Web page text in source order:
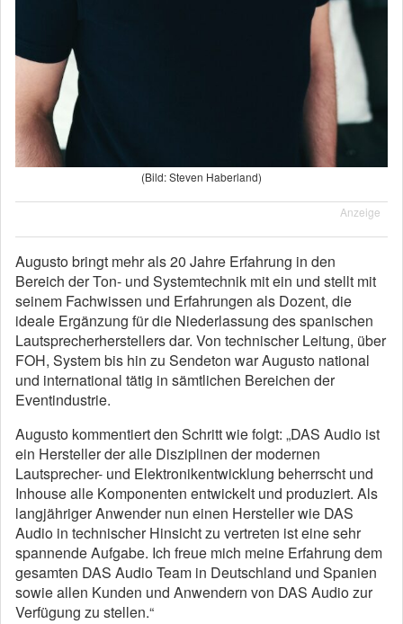
(Bild: Steven Haberland)
Anzeige
Augusto bringt mehr als 20 Jahre Erfahrung in den
Bereich der Ton- und Systemtechnik mit ein und stellt mit
seinem Fachwissen und Erfahrungen als Dozent, die
ideale Ergänzung für die Niederlassung des spanischen
Lautsprecherherstellers dar. Von technischer Leitung, über
FOH, System bis hin zu Sendeton war Augusto national
und international tätig in sämtlichen Bereichen der
Eventindustrie.
Augusto kommentiert den Schritt wie folgt: „DAS Audio ist
ein Hersteller der alle Disziplinen der modernen
Lautsprecher- und Elektronikentwicklung beherrscht und
Inhouse alle Komponenten entwickelt und produziert. Als
langjähriger Anwender nun einen Hersteller wie DAS
Audio in technischer Hinsicht zu vertreten ist eine sehr
spannende Aufgabe. Ich freue mich meine Erfahrung dem
gesamten DAS Audio Team in Deutschland und Spanien
sowie allen Kunden und Anwendern von DAS Audio zur
Verfügung zu stellen.“